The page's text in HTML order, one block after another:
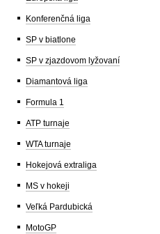
Konferenčná liga
SP v biatlone
SP v zjazdovom lyžovaní
Diamantová liga
Formula 1
ATP turnaje
WTA turnaje
Hokejová extraliga
MS v hokeji
Veľká Pardubická
MotoGP